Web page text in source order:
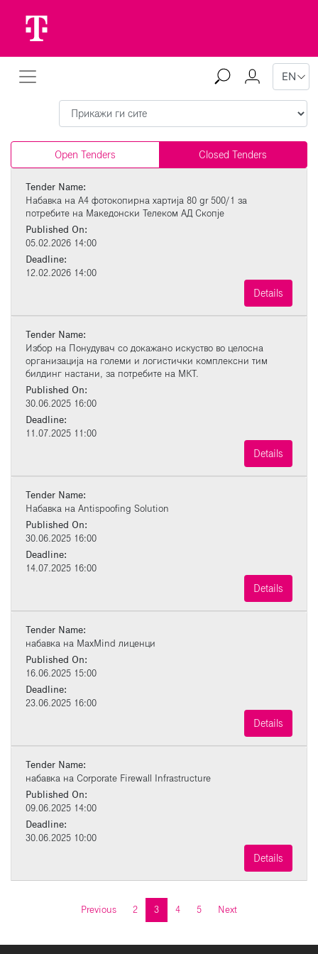
Open Tenders Closed Tenders
Tender Name:
Набавка на A4 фотокопирна хартија 80 gr 500/1 за
потребите на Македонски Телеком АД Скопје
Published On:
05.02.2026 14:00
Deadline:
12.02.2026 14:00
Details
Tender Name:
Избор на Понудувач со докажано искуство во целосна
организација на големи и логистички комплексни тим
билдинг настани, за потребите на МКТ.
Published On:
30.06.2025 16:00
Deadline:
11.07.2025 11:00
Details
Tender Name:
Набавка на Antispoofing Solution
Published On:
30.06.2025 16:00
Deadline:
14.07.2025 16:00
Details
Tender Name:
набавка на MaxMind лиценци
Published On:
16.06.2025 15:00
Deadline:
23.06.2025 16:00
Details
Tender Name:
набавка на Corporate Firewall Infrastructure
Published On:
09.06.2025 14:00
Deadline:
30.06.2025 10:00
Details
Previous 2 3 4 5 Next